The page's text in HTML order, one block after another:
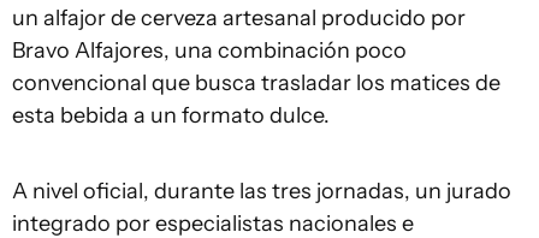
un alfajor de cerveza artesanal producido por
Bravo Alfajores, una combinación poco
convencional que busca trasladar los matices de
esta bebida a un formato dulce.
A nivel oficial, durante las tres jornadas, un jurado
integrado por especialistas nacionales e